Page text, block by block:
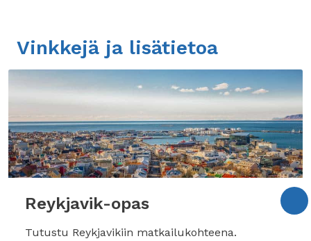
Vinkkejä ja lisätietoa
Reykjavik-opas
Tutustu Reykjavikiin matkailukohteena.